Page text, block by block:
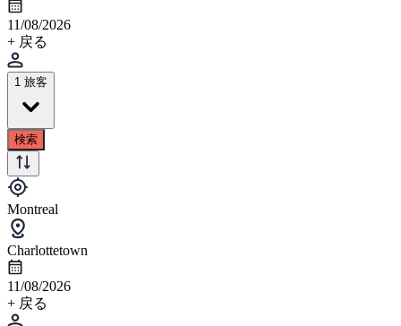
11/08/2026
+ 戻る
1 旅客
検索
Montreal
Charlottetown
11/08/2026
+ 戻る